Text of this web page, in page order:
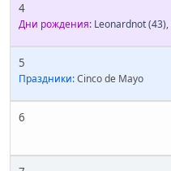
4
Дни рождения: Leonardnot(43),
5
Праздники:Cinco de Mayo
6